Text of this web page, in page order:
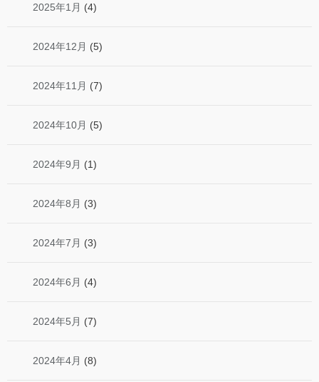
2025年1月 (4)
2024年12月 (5)
2024年11月 (7)
2024年10月 (5)
2024年9月 (1)
2024年8月 (3)
2024年7月 (3)
2024年6月 (4)
2024年5月 (7)
2024年4月 (8)